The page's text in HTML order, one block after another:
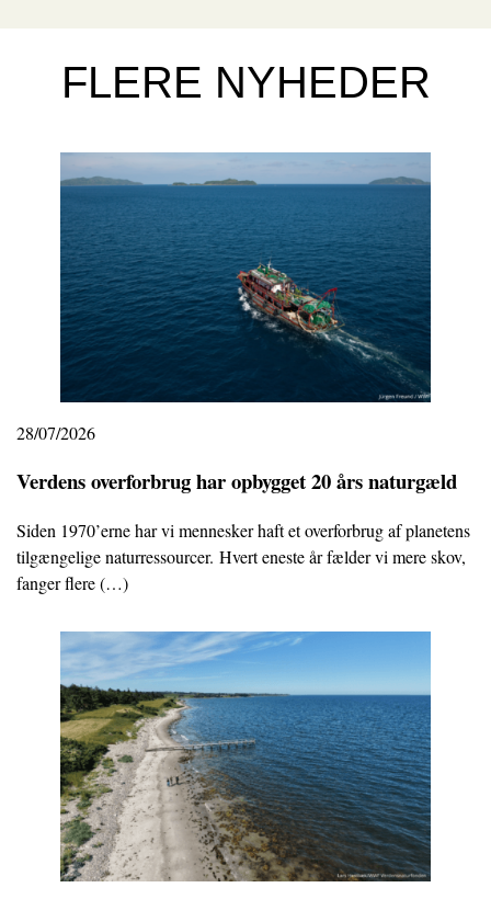
FLERE NYHEDER
28/07/2026
Verdens overforbrug har opbygget 20 års naturgæld
Siden 1970’erne har vi mennesker haft et overforbrug af planetens
tilgængelige naturressourcer. Hvert eneste år fælder vi mere skov,
fanger flere (…)